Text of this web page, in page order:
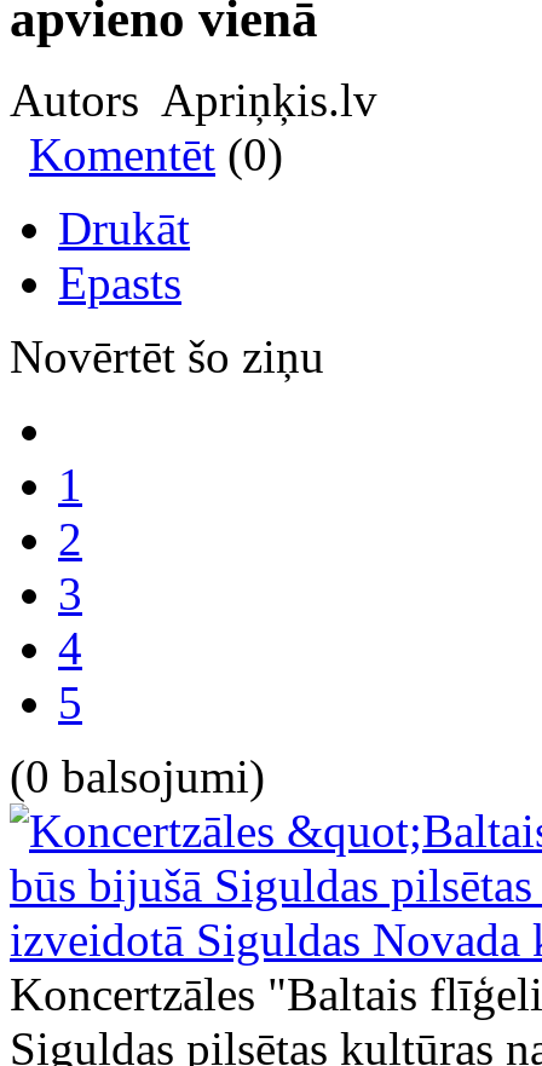
apvieno vienā
Autors Apriņķis.lv
Komentēt (0)
Drukāt
Epasts
Novērtēt šo ziņu
1
2
3
4
5
(0 balsojumi)
Koncertzāles "Baltais
Siguldas pilsētas kultūras